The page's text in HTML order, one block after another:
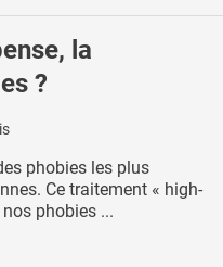
la
?
phobies les plus
Ce traitement « high-
phobies ...